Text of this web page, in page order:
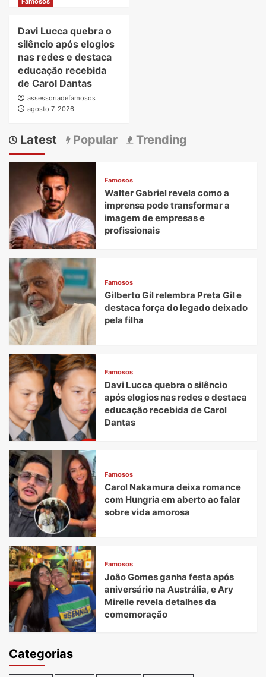
Davi Lucca quebra o
silêncio após elogios
nas redes e destaca
educação recebida
de Carol Dantas
assessoriadefamosos
agosto 7, 2026
Latest Popular Trending
Famosos
Walter Gabriel revela como a
imprensa pode transformar a
imagem de empresas e
profissionais
Famosos
Gilberto Gil relembra Preta Gil e
destaca força do legado deixado
pela filha
Famosos
Davi Lucca quebra o silêncio
após elogios nas redes e destaca
educação recebida de Carol
Dantas
Famosos
Carol Nakamura deixa romance
com Hungria em aberto ao falar
sobre vida amorosa
Famosos
João Gomes ganha festa após
aniversário na Austrália, e Ary
Mirelle revela detalhes da
comemoração
Categorias